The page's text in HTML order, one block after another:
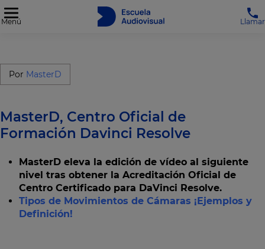
Menú Llamar
Por MasterD
MasterD, Centro Oficial de
Formación Davinci Resolve
MasterD eleva la edición de vídeo al siguiente
nivel tras obtener la Acreditación Oficial de
Centro Certificado para DaVinci Resolve.
Tipos de Movimientos de Cámaras ¡Ejemplos y
Definición!